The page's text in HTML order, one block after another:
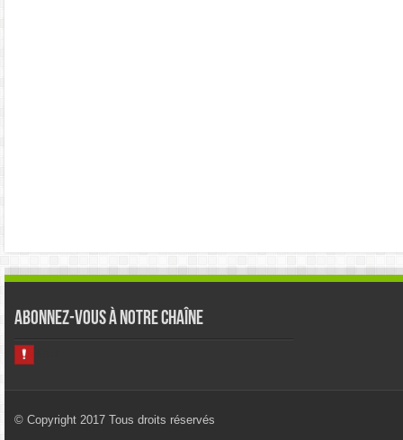
Abonnez-vous à notre chaîne
© Copyright 2017 Tous droits réservés